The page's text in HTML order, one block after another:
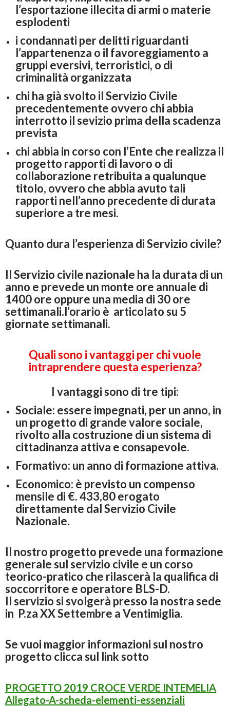
l’esportazione illecita di armi o materie
esplodenti
i condannati per delitti riguardanti
l’appartenenza o il favoreggiamento a
gruppi eversivi, terroristici, o di
criminalità organizzata
chi ha già svolto il Servizio Civile
precedentemente ovvero chi abbia
interrotto il sevizio prima della scadenza
prevista
chi abbia in corso con l’Ente che realizza il
progetto rapporti di lavoro o di
collaborazione retribuita a qualunque
titolo, ovvero che abbia avuto tali
rapporti nell’anno precedente di durata
superiore a tre mesi.
Quanto dura l’esperienza di Servizio civile?
Il Servizio civile nazionale ha la durata di un
anno e prevede un monte ore annuale di
1400 ore oppure una media di 30 ore
settimanali.l’orario è articolato su 5
giornate settimanali.
Quali sono i vantaggi per chi vuole
intraprendere questa esperienza?
I vantaggi sono di tre tipi:
Sociale: essere impegnati, per un anno, in
un progetto di grande valore sociale,
rivolto alla costruzione di un sistema di
cittadinanza attiva e consapevole.
Formativo: un anno di formazione attiva.
Economico: è previsto un compenso
mensile di €. 433,80 erogato
direttamente dal Servizio Civile
Nazionale.
Il nostro progetto prevede una formazione
generale sul servizio civile e un corso
teorico-pratico che rilascerà la qualifica di
soccorritore e operatore BLS-D.
Il servizio si svolgerà presso la nostra sede
in P.za XX Settembre a Ventimiglia.
Se vuoi maggior informazioni sul nostro
progetto clicca sul link sotto
PROGETTO 2019 CROCE VERDE INTEMELIA
Allegato-A-scheda-elementi-essenziali